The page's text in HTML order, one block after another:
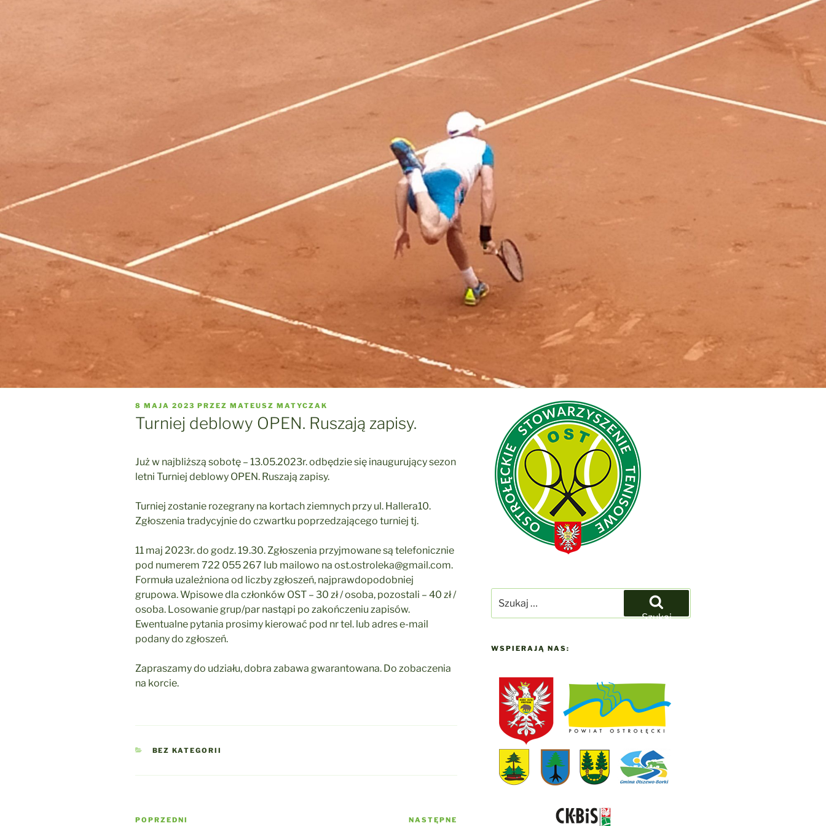
OPUBLIKOWANE
W
8 MAJA 2023 PRZEZ MATEUSZ MATYCZAK
Turniej deblowy OPEN. Ruszają zapisy.
Już w najbliższą sobotę – 13.05.2023r. odbędzie się inaugurujący sezon
letni Turniej deblowy OPEN. Ruszają zapisy.
Turniej zostanie rozegrany na kortach ziemnych przy ul. Hallera10.
Zgłoszenia tradycyjnie do czwartku poprzedzającego turniej tj.
11 maj 2023r. do godz. 19.30. Zgłoszenia przyjmowane są telefonicznie
pod numerem 722 055 267 lub mailowo na ost.ostroleka@gmail.com.
Formuła uzależniona od liczby zgłoszeń, najprawdopodobniej
grupowa. Wpisowe dla członków OST – 30 zł / osoba, pozostali – 40 zł /
osoba. Losowanie grup/par nastąpi po zakończeniu zapisów.
Ewentualne pytania prosimy kierować pod nr tel. lub adres e-mail
podany do zgłoszeń.
Zapraszamy do udziału, dobra zabawa gwarantowana. Do zobaczenia
na korcie.
KATEGORIE
BEZ KATEGORII
Nawigacja
Poprzedni
POPRZEDNI NASTĘPNE
Szukaj
WSPIERAJĄ NAS: